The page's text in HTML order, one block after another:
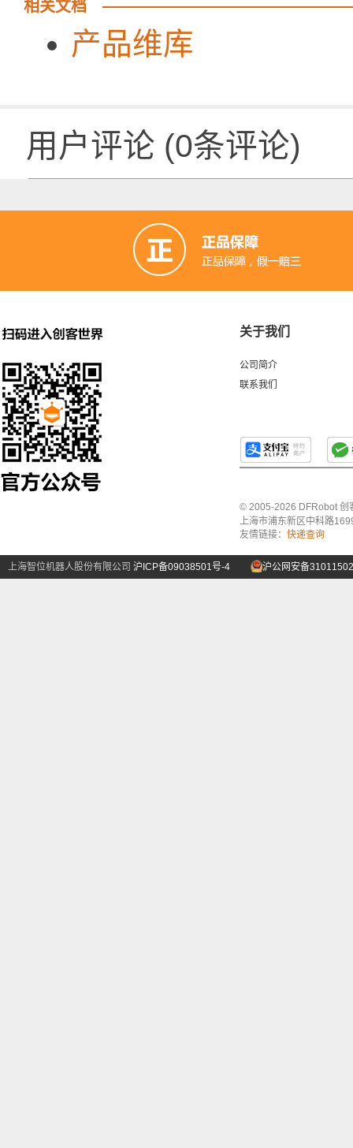
相关文档
产品维库
用户评论 (0条评论)
关于我们
公司简介
联系我们
© 2005-2026 DFRobot 创
上海市浦东新区中科路
友情链接： 快递查询
上海智位机器人股份有限公司 沪ICP备09038501号-4 沪公网安备